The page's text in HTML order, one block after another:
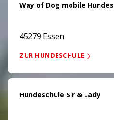
Way of Dog mobile
45279 Essen
ZUR HUNDESCHULE
Hundeschule Sir & Lady